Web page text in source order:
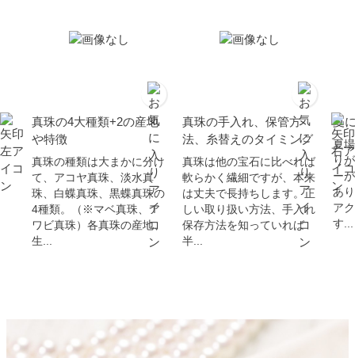
真珠の4大種類+2の産地
や特徴
真珠の種類は大まかに分け
て、アコヤ真珠、淡水真
珠、白蝶真珠、黒蝶真珠の
4種類。（※マベ真珠、ア
ワビ真珠）各真珠の産地、
生...
真珠の手入れ、保管方
法、糸替えのタイミング
真珠は他の宝石に比べれば
軟らかく繊細ですが、本来
は丈夫で長持ちします。正
しい取り扱い方法、手入れ
保存方法を知っていれば
半...
夏
夏
り
ー
あ
ア
す...